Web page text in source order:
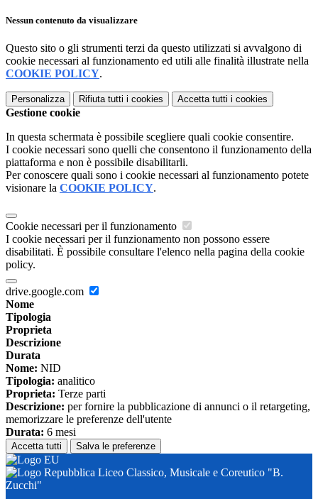
Nessun contenuto da visualizzare
Questo sito o gli strumenti terzi da questo utilizzati si avvalgono di
cookie necessari al funzionamento ed utili alle finalità illustrate nella
COOKIE POLICY.
Personalizza Rifiuta tutti i cookies Accetta tutti i cookies
Gestione cookie
In questa schermata è possibile scegliere quali cookie consentire.
I cookie necessari sono quelli che consentono il funzionamento della
piattaforma e non è possibile disabilitarli.
Per conoscere quali sono i cookie necessari al funzionamento potete
visionare la COOKIE POLICY.
Cookie necessari per il funzionamento
I cookie necessari per il funzionamento non possono essere
disabilitati. È possibile consultare l'elenco nella pagina della cookie
policy.
drive.google.com
Nome
Tipologia
Proprieta
Descrizione
Durata
Nome: NID
Tipologia: analitico
Proprieta: Terze parti
Descrizione: per fornire la pubblicazione di annunci o il retargeting,
memorizzare le preferenze dell'utente
Durata: 6 mesi
Accetta tutti Salva le preferenze
Liceo Classico, Musicale e Coreutico "B.
Zucchi"